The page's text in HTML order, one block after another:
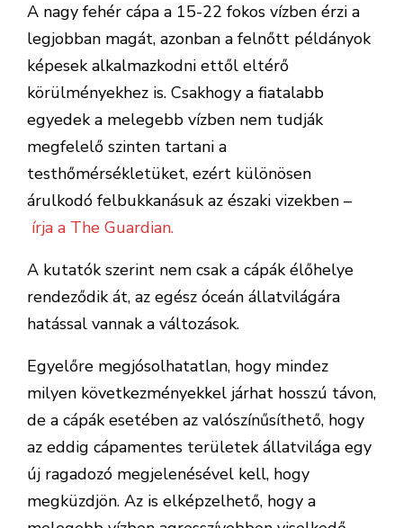
A nagy fehér cápa a 15-22 fokos vízben érzi a
legjobban magát, azonban a felnőtt példányok
képesek alkalmazkodni ettől eltérő
körülményekhez is. Csakhogy a fiatalabb
egyedek a melegebb vízben nem tudják
megfelelő szinten tartani a
testhőmérsékletüket, ezért különösen
árulkodó felbukkanásuk az északi vizekben –
írja a The Guardian.
A kutatók szerint nem csak a cápák élőhelye
rendeződik át, az egész óceán állatvilágára
hatással vannak a változások.
Egyelőre megjósolhatatlan, hogy mindez
milyen következményekkel járhat hosszú távon,
de a cápák esetében az valószínűsíthető, hogy
az eddig cápamentes területek állatvilága egy
új ragadozó megjelenésével kell, hogy
megküzdjön. Az is elképzelhető, hogy a